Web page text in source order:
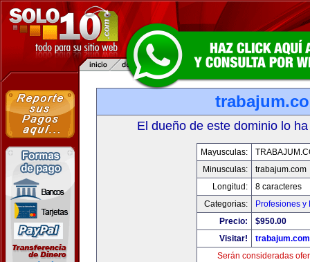
El dueño de este dominio lo
Mayusculas:
Minusculas:
trabajum.com
Longitud:
8 caracteres
Categorias:
Profesiones y
Precio:
$950.00
Visitar!
trabajum.com
Serán consideradas